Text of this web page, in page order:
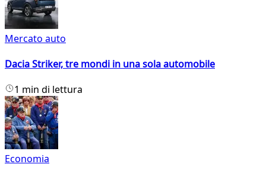
Mercato auto
Dacia Striker, tre mondi in una sola automobile
1 min di lettura
Economia